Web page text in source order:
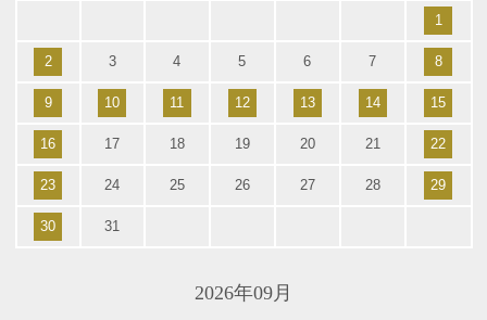
1
2 3 4 5 6 7 8
9 10 11 12 13 14 15
16 17 18 19 20 21 22
23 24 25 26 27 28 29
30 31
2026年09月